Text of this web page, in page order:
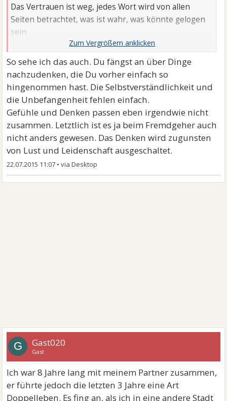
Das Vertrauen ist weg, jedes Wort wird von allen
Seiten betrachtet, was ist wahr, was könnte gelogen
sein.
Wer einmal lügt dem glaubt man nicht, auch wenn er
dann die Wahrheit spricht.
Es ist anstrengend und schön zugleich.
So sehe ich das auch. Du fängst an über Dinge
nachzudenken, die Du vorher einfach so
hingenommen hast. Die Selbstverständlichkeit und
die Unbefangenheit fehlen einfach.
Gefühle und Denken passen eben irgendwie nicht
zusammen. Letztlich ist es ja beim Fremdgeher auch
nicht anders gewesen. Das Denken wird zugunsten
von Lust und Leidenschaft ausgeschaltet.
22.07.2015 11:07 •
G Gast020
Gast
Ich war 8 Jahre lang mit meinem Partner zusammen,
er führte jedoch die letzten 3 Jahre eine Art
Doppelleben. Es fing an, als ich in eine andere Stadt